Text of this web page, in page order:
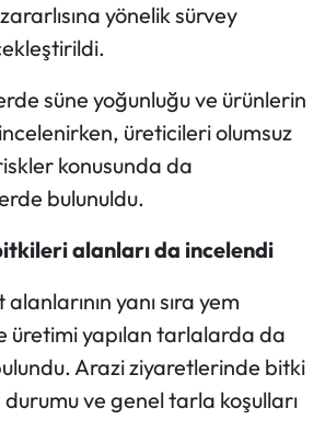
yönelik sürvey
süne yoğunluğu ve ürünlerin
üreticileri olumsuz
konusunda da
bulunuldu.
alanları da incelendi
yanı sıra yem
üretimi yapılan tarlalarda da
Arazi ziyaretlerinde bitki
ve genel tarla koşulları